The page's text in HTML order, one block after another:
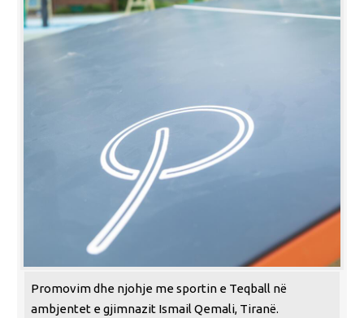
Promovim dhe njohje me sportin e Teqball në
ambjentet e gjimnazit Ismail Qemali, Tiranë.